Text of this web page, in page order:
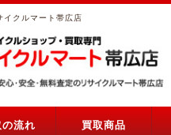
イクルマート帯広店
の流れ 買取商品